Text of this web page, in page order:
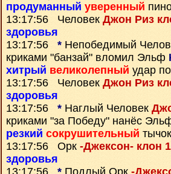
продуманный уверенный
13:17:56 Человек Джон Риз
здоровья
13:17:56 * Непобедимый
криками "банзай" вломил Эльф
хитрый великолепный удар
13:17:56 Человек Джон Риз
здоровья
13:17:56 * Наглый Человек
криками "за Победу" нанёс
резкий сокрушительный
13:17:56 Орк -Джексон- клон
здоровья
13:17:56 * Подлый Орк -